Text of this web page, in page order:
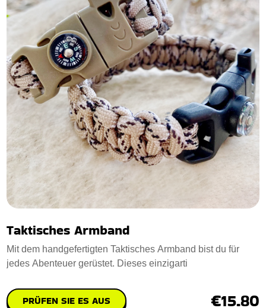
Taktisches Armband
Mit dem handgefertigten Taktisches Armband bist du für
jedes Abenteuer gerüstet. Dieses einzigarti
PRÜFEN SIE ES AUS €15.80